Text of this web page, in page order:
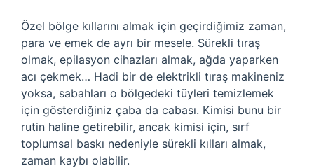
Özel bölge kıllarını almak için geçirdiğimiz zaman,
para ve emek de ayrı bir mesele. Sürekli tıraş
olmak, epilasyon cihazları almak, ağda yaparken
acı çekmek… Hadi bir de elektrikli tıraş makineniz
yoksa, sabahları o bölgedeki tüyleri temizlemek
için gösterdiğiniz çaba da cabası. Kimisi bunu bir
rutin haline getirebilir, ancak kimisi için, sırf
toplumsal baskı nedeniyle sürekli kılları almak,
zaman kaybı olabilir.